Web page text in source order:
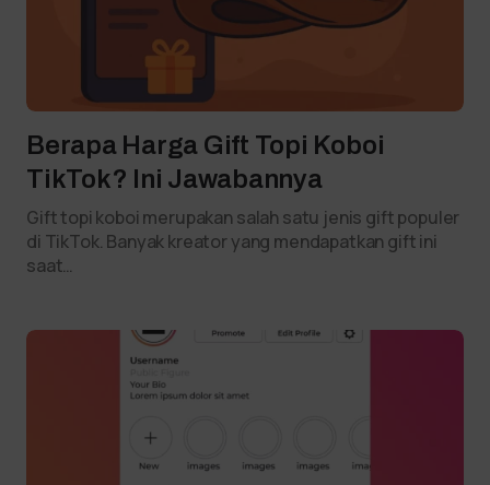
Berapa Harga Gift Topi Koboi
TikTok? Ini Jawabannya
Gift topi koboi merupakan salah satu jenis gift populer
di TikTok. Banyak kreator yang mendapatkan gift ini
saat…